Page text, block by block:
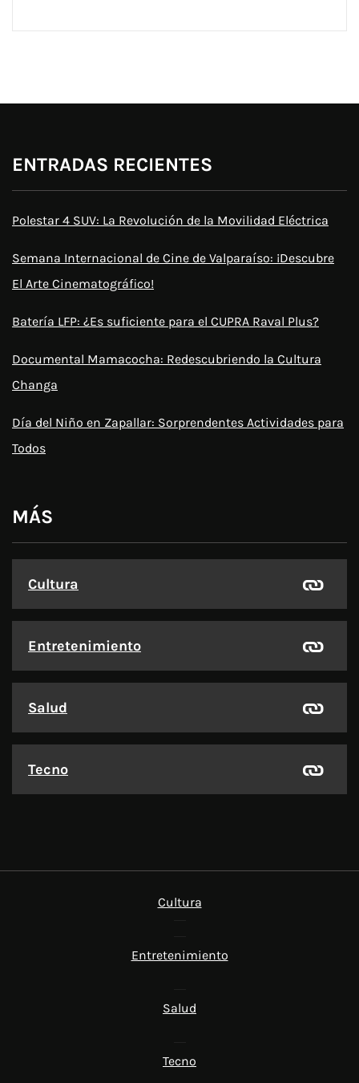
ENTRADAS RECIENTES
Polestar 4 SUV: La Revolución de la Movilidad Eléctrica
Semana Internacional de Cine de Valparaíso: ¡Descubre
El Arte Cinematográfico!
Batería LFP: ¿Es suficiente para el CUPRA Raval Plus?
Documental Mamacocha: Redescubriendo la Cultura
Changa
Día del Niño en Zapallar: Sorprendentes Actividades para
Todos
MÁS
Cultura
Entretenimiento
Salud
Tecno
Cultura
Entretenimiento
Salud
Tecno